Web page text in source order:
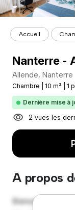
Accueil
Nanterre -
Allende, Nanterre
Chambre 10 m² 1
Dernière mise à
2 vues les
A propos
Bienvenue dans